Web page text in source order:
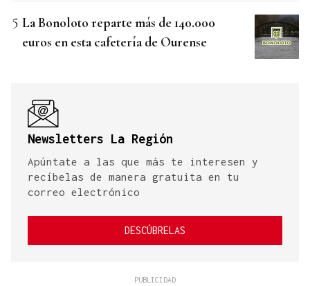
La Bonoloto reparte más de 140.000
euros en esta cafetería de Ourense
Newsletters La Región
Apúntate a las que más te interesen y
recíbelas de manera gratuita en tu
correo electrónico
DESCÚBRELAS